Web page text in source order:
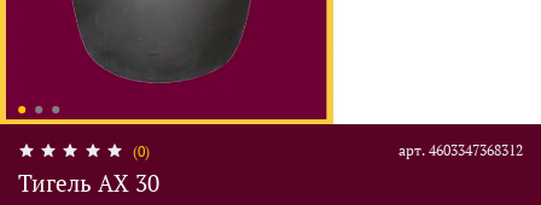
(0) арт. 4603347368312
Тигель AX 30